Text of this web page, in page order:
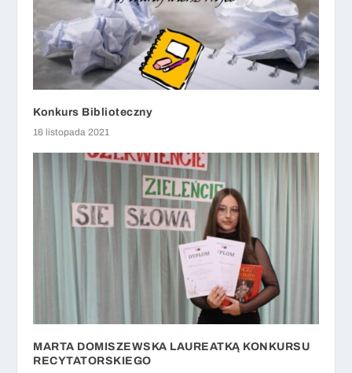
Konkurs Biblioteczny
16 listopada 2021
MARTA DOMISZEWSKA LAUREATKĄ KONKURSU
RECYTATORSKIEGO